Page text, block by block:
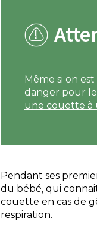
Même si on
danger pour
une couette à
Pendant ses
du bébé, qui
couette en cas de
respiration.